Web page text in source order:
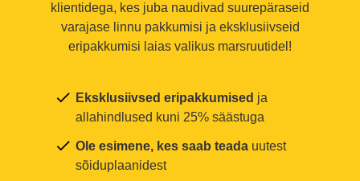
klientidega, kes juba naudivad suurepäraseid
varajase linnu pakkumisi ja eksklusiivseid
eripakkumisi laias valikus marsruutidel!
Eksklusiivsed eripakkumised ja
allahindlused kuni 25% säästuga
Ole esimene, kes saab teada uutest
sõiduplaanidest